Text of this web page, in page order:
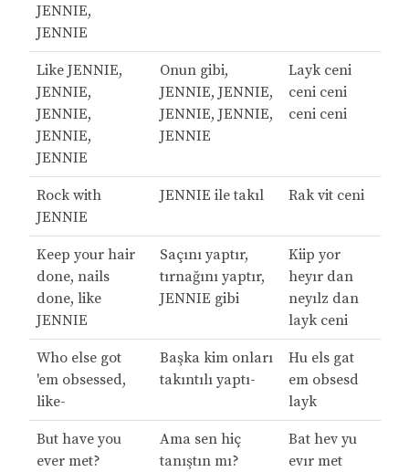
JENNIE,
JENNIE
Like JENNIE,
JENNIE,
JENNIE,
JENNIE,
JENNIE
Onun gibi,
JENNIE, JENNIE,
JENNIE, JENNIE,
JENNIE
Layk ceni
ceni ceni
ceni ceni
Rock with
JENNIE
JENNIE ile takıl Rak vit ceni
Keep your hair
done, nails
done, like
JENNIE
Saçını yaptır,
tırnağını yaptır,
JENNIE gibi
Kiip yor
heyır dan
neyılz dan
layk ceni
Who else got
'em obsessed,
like-
Başka kim onları
takıntılı yaptı-
Hu els gat
em obsesd
layk
But have you
ever met?
Ama sen hiç
tanıştın mı?
Bat hev yu
evır met